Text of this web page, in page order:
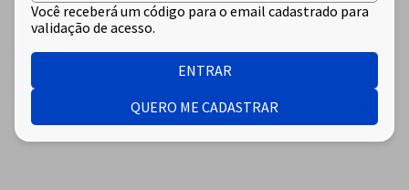
Você receberá um código para o email cadastrado para
validação de acesso.
ENTRAR
QUERO ME CADASTRAR